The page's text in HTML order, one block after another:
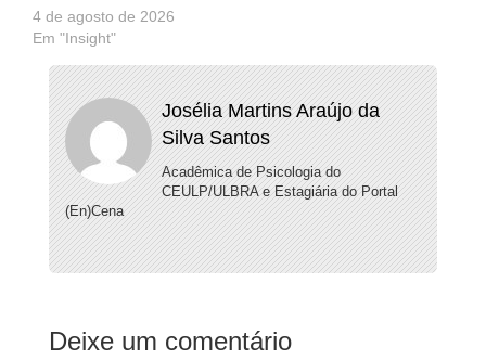
4 de agosto de 2026
Em "Insight"
Josélia Martins Araújo da
Silva Santos
Acadêmica de Psicologia do
CEULP/ULBRA e Estagiária do Portal
(En)Cena
Deixe um comentário